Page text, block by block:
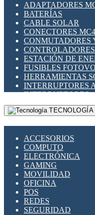
ADAPTADORES
BATERÍAS
CABLE SOLAR
CONECTORES
CONMUTADORES
ESTACIÓN DE
FUSIBLES
HERRAMIENTAS
INTERRUPTORES
INTERRUPTORES
FOTOVOLTÁICOS
MONTAJE PANEL
SUPRESOR DE
APLICACIONES
TECNOLOGÍA
ACCESORIOS
COMPUTO
ELECTRÓNICA
GAMING
MOVILIDAD
OFICINA
POS
REDES
SEGURIDAD